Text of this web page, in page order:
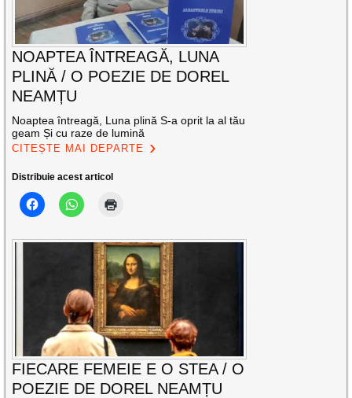
NOAPTEA ÎNTREAGĂ, LUNA
PLINĂ / O POEZIE DE DOREL
NEAMȚU
Noaptea întreagă, Luna plină S-a oprit la al tău
geam Și cu raze de lumină
CITEȘTE MAI DEPARTE
Distribuie acest articol
FIECARE FEMEIE E O STEA / O
POEZIE DE DOREL NEAMȚU